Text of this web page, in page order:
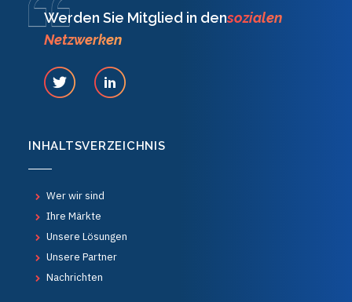
INHALTSVERZEICHNIS
Wer wir sind
Ihre Märkte
Unsere Lösungen
Unsere Partner
Nachrichten
Werden Sie Mitglied in densozialen
Netzwerken